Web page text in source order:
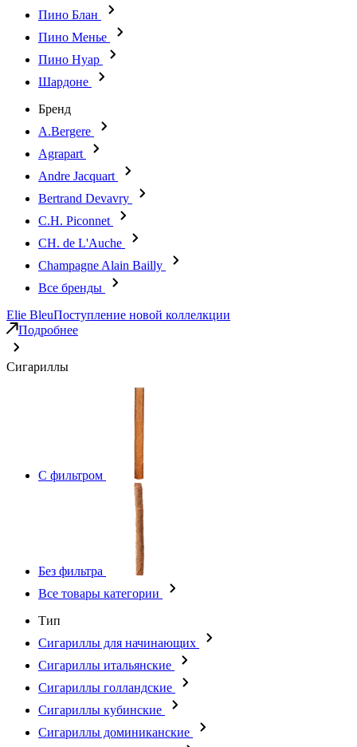
Пино Блан
Пино Менье
Пино Нуар
Шардоне
Бренд
A.Bergere
Agrapart
Andre Jacquart
Bertrand Devavry
C.H. Piconnet
CH. de L'Auche
Champagne Alain Bailly
Все бренды
Elie BleuПоступление новой коллелкции
Подробнее
Сигариллы
С фильтром
Без фильтра
Все товары категории
Тип
Сигариллы для начинающих
Сигариллы итальянские
Сигариллы голландские
Сигариллы кубинские
Сигариллы доминиканские